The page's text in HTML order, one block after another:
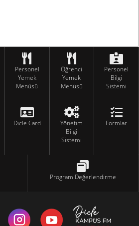
Personel
Yemek
Menüsü
Öğrenci
Yemek
Menüsü
Personel
Bilgi
Sistemi
Dicle Card
Yönetim
Bilgi
Sistemi
Formlar
Program Değerlendirme